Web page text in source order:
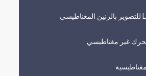
غير مغناطيسي